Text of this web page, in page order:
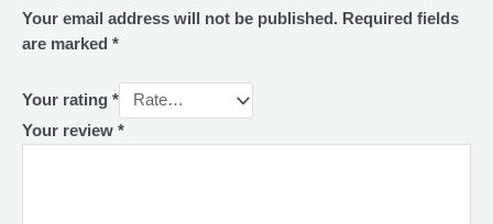
Your email address will not be published. Required fields
are marked *
Your rating *
Your review *